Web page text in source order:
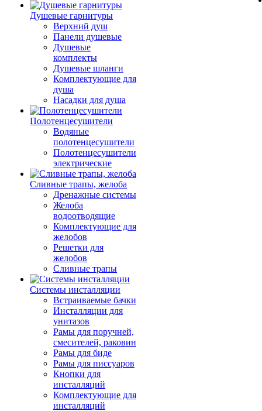
Душевые гарнитуры
Верхний душ
Панели душевые
Душевые
комплекты
Душевые шланги
Комплектующие для
душа
Насадки для душа
Полотенцесушители
Водяные
полотенцесушители
Полотенцесушители
электрические
Сливные трапы, желоба
Дренажные системы
Желоба
водоотводящие
Комплектующие для
желобов
Решетки для
желобов
Сливные трапы
Системы инсталляции
Встраиваемые бачки
Инсталляции для
унитазов
Рамы для поручней,
смесителей, раковин
Рамы для биде
Рамы для писсуаров
Кнопки для
инсталляций
Комплектующие для
инсталляций